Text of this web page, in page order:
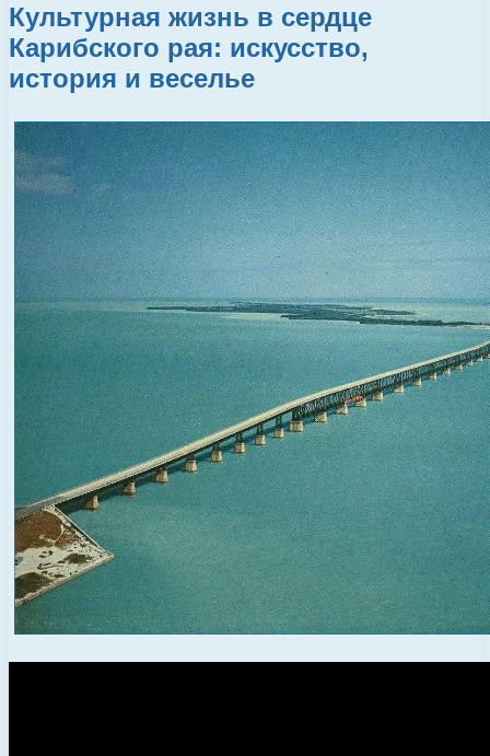
Культурная жизнь в сердце
Карибского рая: искусство,
история и веселье